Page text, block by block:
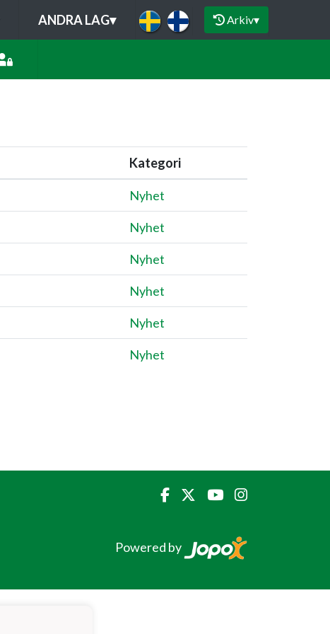
ANDRA LAG▾ Arkiv▾
Kategori
Nyhet
Nyhet
Nyhet
Nyhet
Nyhet
Nyhet
Powered by